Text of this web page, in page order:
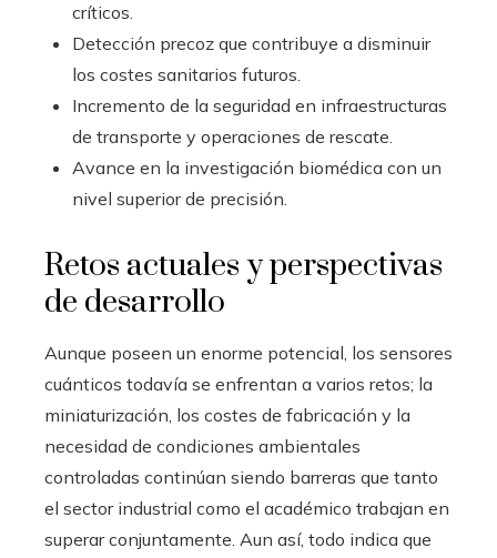
críticos.
Detección precoz que contribuye a disminuir
los costes sanitarios futuros.
Incremento de la seguridad en infraestructuras
de transporte y operaciones de rescate.
Avance en la investigación biomédica con un
nivel superior de precisión.
Retos actuales y perspectivas
de desarrollo
Aunque poseen un enorme potencial, los sensores
cuánticos todavía se enfrentan a varios retos; la
miniaturización, los costes de fabricación y la
necesidad de condiciones ambientales
controladas continúan siendo barreras que tanto
el sector industrial como el académico trabajan en
superar conjuntamente. Aun así, todo indica que